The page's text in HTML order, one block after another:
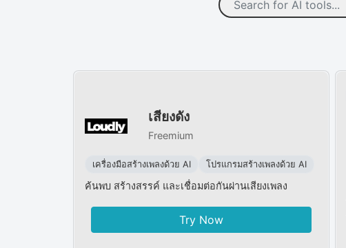
เสียงดัง
Freemium
เครื่องมือสร้างเพลงด้วย AI โปรแกรมสร้างเพลงด้วย AI
ค้นพบ สร้างสรรค์ และเชื่อมต่อกันผ่านเสียงเพลง
Try Now